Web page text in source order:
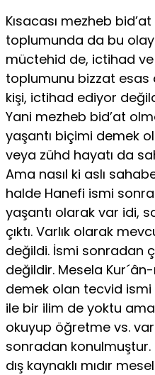
Kısacası mezheb
toplumunda da bu
müctehid de, ictihad
toplumunu bizzat esas
kişi, ictihad ediyor
Yani mezheb bid’at
yaşantı biçimi demek
veya zühd hayatı da
Ama nasıl ki aslı
halde Hanefi ismi
yaşantı olarak var idi,
çıktı. Varlık olarak
değildi. İsmi sonradan
değildir. Mesela
demek olan tecvid ismi
ile bir ilim de yoktu ama
okuyup öğretme vs.
sonradan
dış kaynaklı mıdır